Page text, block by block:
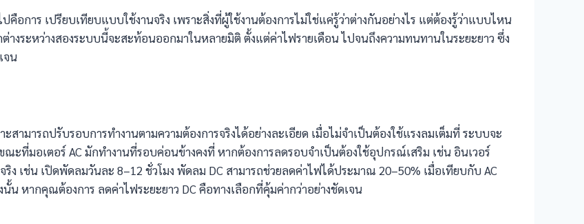
อการ เปรียบเทียบแบบใช้งานจริง เพราะสิ่งที่ผู้ใช้งานต้องการไม่ใช่แค่รู้ว่าต่างกันอย่างไร แต่ต้องรู้ว่าแบบไหน
างระหว่างสองระบบนี้จะสะท้อนออกมาในหลายมิติ ตั้งแต่ค่าไฟรายเดือน ไปจนถึงความทนทานในระยะยาว ซึ่ง
จน
สามารถปรับรอบการทำงานตามความต้องการจริงได้อย่างละเอียด เมื่อไม่จำเป็นต้องใช้แรงลมเต็มที่ ระบบจะ
ะที่มอเตอร์ AC มักทำงานที่รอบค่อนข้างคงที่ หากต้องการลดรอบจำเป็นต้องใช้อุปกรณ์เสริม เช่น อินเวอร์
เช่น เปิดพัดลมวันละ 8–12 ชั่วโมง พัดลม DC สามารถช่วยลดค่าไฟได้ประมาณ 20–50% เมื่อเทียบกับ AC
หากคุณต้องการ ลดค่าไฟระยะยาว DC คือทางเลือกที่คุ้มค่ากว่าอย่างชัดเจน